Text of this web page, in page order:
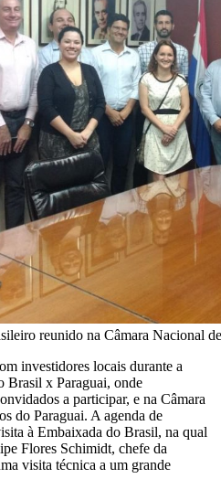
reunido na Câmara Nacional
investidores locais durante a
Brasil x Paraguai, onde
a participar, e na Câmara
do Paraguai. A agenda de
à Embaixada do Brasil, na qual
Flores Schimidt, chefe da
visita técnica a um grande